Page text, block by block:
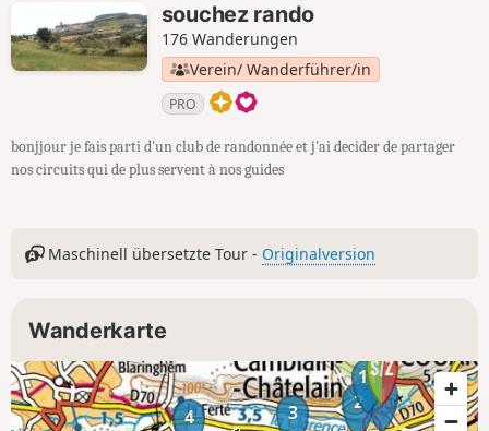
souchez rando
176 Wanderungen
Verein/ Wanderführer/in
PRO
bonjjour je fais parti d'un club de randonnée et j'ai decider de partager
nos circuits qui de plus servent à nos guides
Maschinell übersetzte Tour - Originalversion
Wanderkarte
1
2
3
4
11